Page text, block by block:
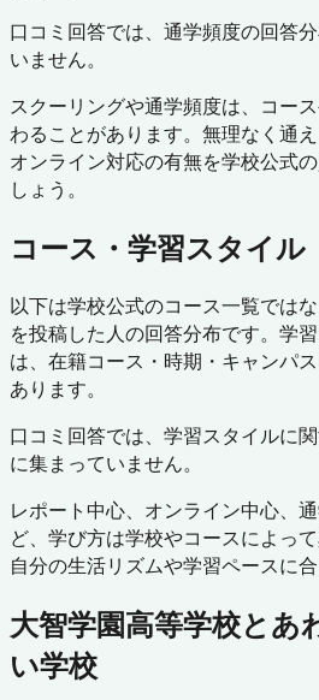
口コミ回答では、通学頻度の回答
いません。
スクーリングや通学頻度は、コー
わることがあります。無理なく通
オンライン対応の有無を学校公式
しょう。
コース・学習スタイル
以下は学校公式のコース一覧では
を投稿した人の回答分布です。学
は、在籍コース・時期・キャンパ
あります。
口コミ回答では、学習スタイルに
に集まっていません。
レポート中心、オンライン中心、
ど、学び方は学校やコースによっ
自分の生活リズムや学習ペースに
大智学園高等学校とあ
い学校